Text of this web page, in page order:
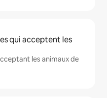
qui acceptent les
les animaux de